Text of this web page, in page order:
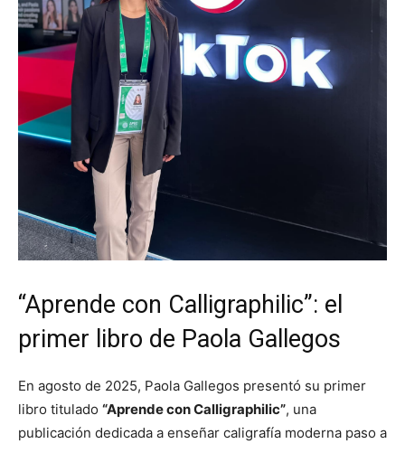
“Aprende con Calligraphilic”: el
primer libro de Paola Gallegos
En agosto de 2025, Paola Gallegos presentó su primer
libro titulado “Aprende con Calligraphilic”, una
publicación dedicada a enseñar caligrafía moderna paso a